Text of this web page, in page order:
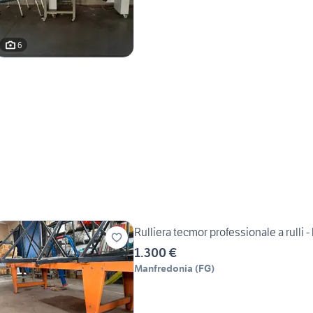
6
Rulliera tecmor professionale a rulli -
1.300 €
Manfredonia (FG)